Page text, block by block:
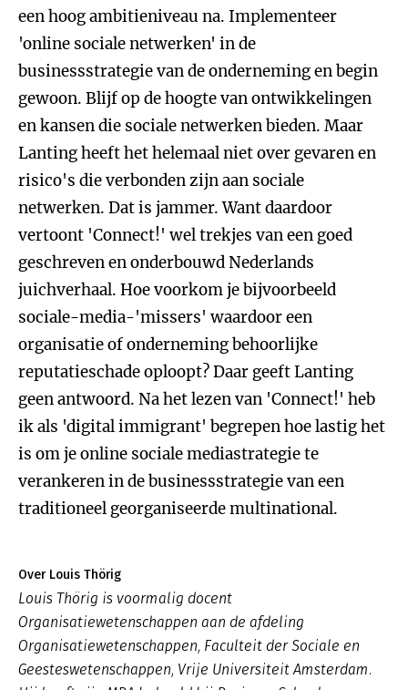
een hoog ambitieniveau na. Implementeer
'online sociale netwerken' in de
businessstrategie van de onderneming en begin
gewoon. Blijf op de hoogte van ontwikkelingen
en kansen die sociale netwerken bieden. Maar
Lanting heeft het helemaal niet over gevaren en
risico's die verbonden zijn aan sociale
netwerken. Dat is jammer. Want daardoor
vertoont 'Connect!' wel trekjes van een goed
geschreven en onderbouwd Nederlands
juichverhaal. Hoe voorkom je bijvoorbeeld
sociale-media-'missers' waardoor een
organisatie of onderneming behoorlijke
reputatieschade oploopt? Daar geeft Lanting
geen antwoord. Na het lezen van 'Connect!' heb
ik als 'digital immigrant' begrepen hoe lastig het
is om je online sociale mediastrategie te
verankeren in de businessstrategie van een
traditioneel georganiseerde multinational.
Over Louis Thörig
Louis Thörig is voormalig docent
Organisatiewetenschappen aan de afdeling
Organisatiewetenschappen, Faculteit der Sociale en
Geesteswetenschappen, Vrije Universiteit Amsterdam.